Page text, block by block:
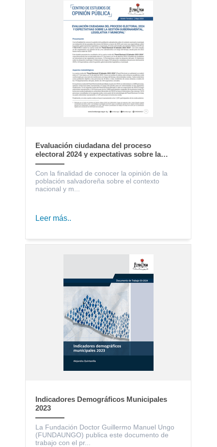
Evaluación ciudadana del proceso
electoral 2024 y expectativas sobre la
gestión gubernamental, legislativa y
municipal
Con la finalidad de conocer la opinión de la
población salvadoreña sobre el contexto
nacional y m...
Leer más..
Indicadores Demográficos Municipales
2023
La Fundación Doctor Guillermo Manuel Ungo
(FUNDAUNGO) publica este documento de
trabajo con el pr...